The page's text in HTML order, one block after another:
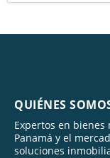
QUIÉNES
Expertos en bienes
Panamá y el
soluciones